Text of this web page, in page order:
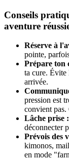
Conseils
aventure
Réserve à
pointe,
Prépare ton
ta cure. Évite
arrivée.
pression est
convient pas.
Lâche prise :
déconnecter
Prévois des
kimonos,
en mode